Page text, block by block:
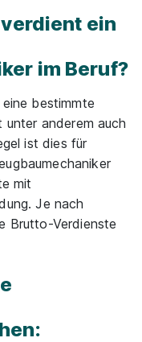
ein
im Beruf?
bestimmte
unter anderem auch
ist dies für
mit
Je nach
Brutto-Verdienste